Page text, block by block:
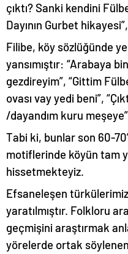
çıktı? Sanki kendini
Dayının Gurbet
Filibe, köy sözlüğünde
yansımıştır: “Arabaya
gezdireyim”, “Gittim
ovası vay yedi beni”,
/dayandım kuru
Tabi ki, bunlar son 60-
motiflerinde köyün tam
hissetmekteyiz.
Efsaneleşen
yaratılmıştır. Folkloru
geçmişini araştırmak
yörelerde ortak